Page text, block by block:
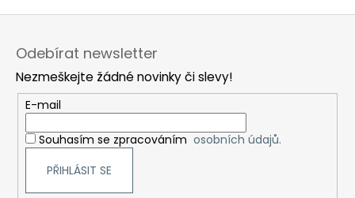
Odebírat newsletter
Nezmeškejte žádné novinky či slevy!
E-mail
Souhasím se zpracováním osobních údajů.
PŘIHLÁSIT SE